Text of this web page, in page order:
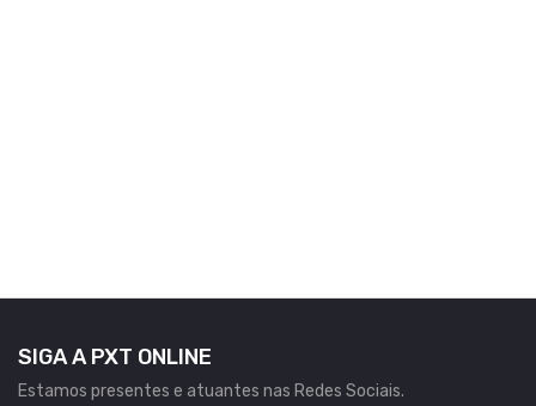
SIGA A PXT ONLINE
Estamos presentes e atuantes nas Redes Sociais.